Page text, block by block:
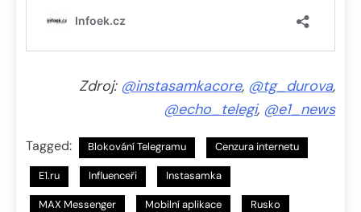
Zdroj: @instasamkacore, @tg_durova,
@echo_telegi, @e1_news
Tagged: Blokování Telegramu Cenzura internetu
E1.ru Influenceři Instasamka
MAX Messenger Mobilní aplikace Rusko